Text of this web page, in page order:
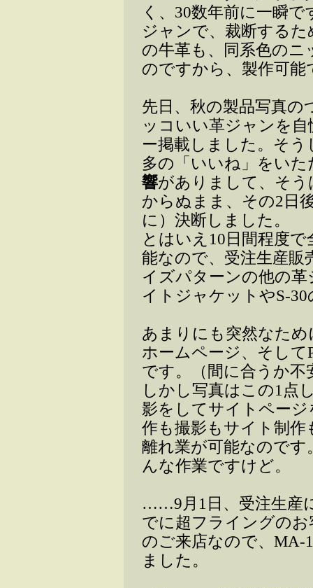
く、30数年前に一瞬
ジャンで、裁断する
の牛革も、同系色の
のですから、製作可能
先日、秋の製品写真
ッコいい革ジャンを
ー掲載しました。そ
多の「いいね」をいた
響がありまして、そ
からぬまま、その2日
に）決断しました。
とはいえ10日間程度
能なので、受注生産
イズパターンの他の革
イトジャケットやS-
あまりにも突然なため
ホームページ、そし
です。（間に合うか不
しかし写真はこの1点
影をしてサイトペー
作も撮影もサイト制
離れ業が可能なので
んな作業ですけど。
……9月1日、受注生産
でに超フライングの
のご来店なので、MA-
ました。